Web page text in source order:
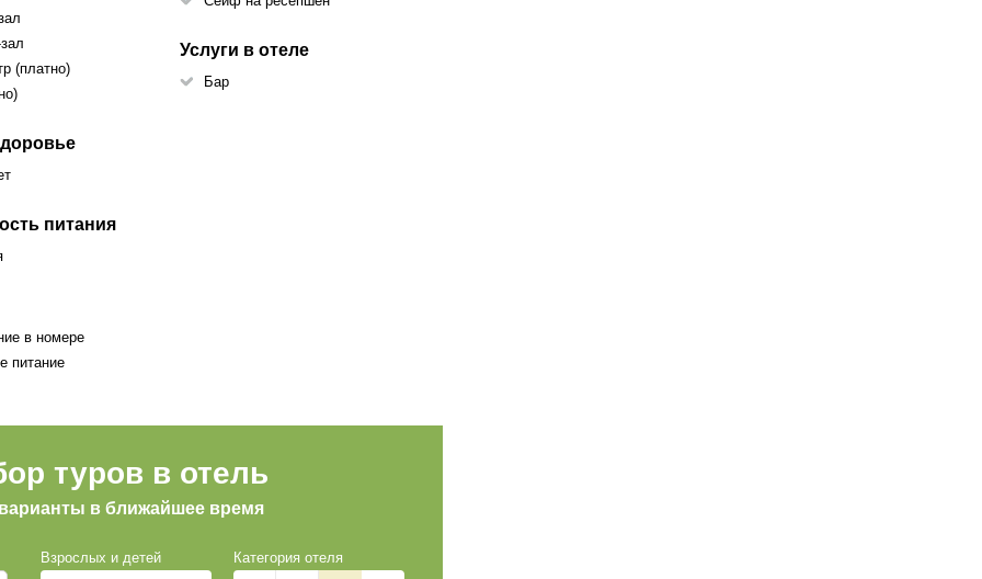
(платно)
питания
в номере
питание
Услуги в отеле
Бар
туров в отель
в ближайшее время
Взрослых и детей Категория отеля